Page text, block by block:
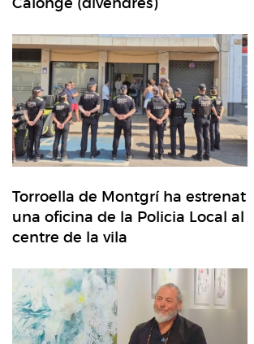
Torroella de Montgrí ha estrenat
una oficina de la Policia Local al
centre de la vila